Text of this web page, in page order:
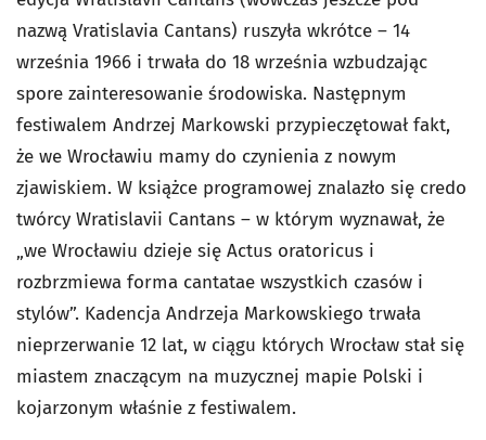
nazwą Vratislavia Cantans) ruszyła wkrótce – 14
września 1966 i trwała do 18 września wzbudzając
spore zainteresowanie środowiska. Następnym
festiwalem Andrzej Markowski przypieczętował fakt,
że we Wrocławiu mamy do czynienia z nowym
zjawiskiem. W książce programowej znalazło się credo
twórcy Wratislavii Cantans – w którym wyznawał, że
„we Wrocławiu dzieje się Actus oratoricus i
rozbrzmiewa forma cantatae wszystkich czasów i
stylów”. Kadencja Andrzeja Markowskiego trwała
nieprzerwanie 12 lat, w ciągu których Wrocław stał się
miastem znaczącym na muzycznej mapie Polski i
kojarzonym właśnie z festiwalem.